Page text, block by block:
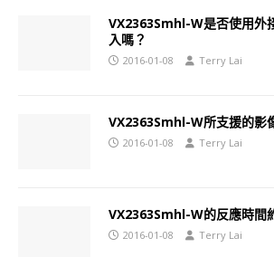
VX2363Smhl-W是否使用外
入嗎？
2016-01-08 Terry Lai
VX2363Smhl-W所支援的影
2016-01-08 Terry Lai
VX2363Smhl-W的反應時間
2016-01-08 Terry Lai